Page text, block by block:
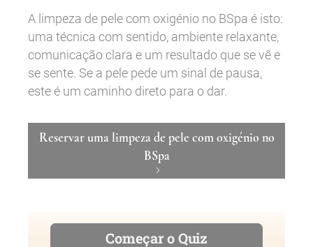
A limpeza de pele com oxigénio no BSpa é isto:
uma técnica com sentido, ambiente relaxante,
comunicação clara e um resultado que se vê e
se sente. Se a pele pede um sinal de pausa,
este é um caminho direto para o dar.
Reservar uma limpeza de pele com oxigénio no
BSpa